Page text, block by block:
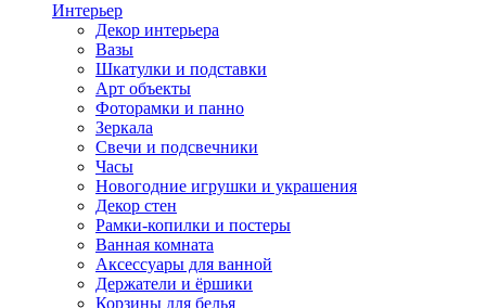
Интерьер
Декор интерьера
Вазы
Шкатулки и подставки
Арт объекты
Фоторамки и панно
Зеркала
Свечи и подсвечники
Часы
Новогодние игрушки и украшения
Декор стен
Рамки-копилки и постеры
Ванная комната
Аксессуары для ванной
Держатели и ёршики
Корзины для белья